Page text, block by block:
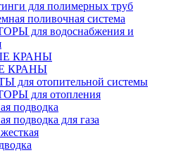
для полимерных труб
поливочная система
для водоснабжения и
КРАНЫ
КРАНЫ
для отопительной системы
для отопления
подводка
подводка для газа